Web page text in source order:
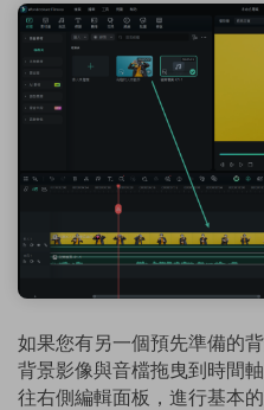
如果您有另一個預先準備的
背景影像與音檔拖曳到時間
往右側編輯面板，進行基本